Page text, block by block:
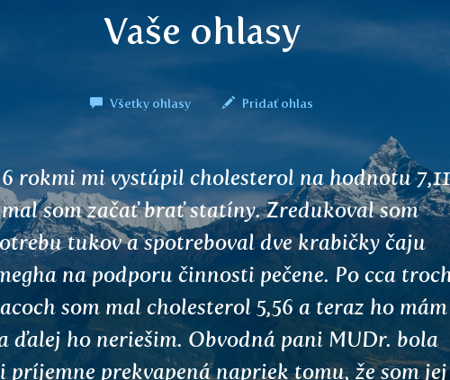
Vaše ohlasy
Všetky ohlasy Pridať ohlas
produkty som si veľmi obľúbila, pretože mi
pri rôznych zdravotných problémoch.
sa dodržiava spôsob prípravy, dávkovanie a ich
výber, verím, že, účinok sa dostaví. Mám ich
súčasť rôznych zdravotných kúr. Venujem sa
medicíne a pokladom, ktoré nám matka
poskytuje, ako si čo najlepšie a najšetrnejšie